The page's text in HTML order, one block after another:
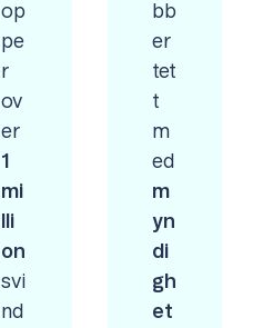
op
pe
r
ov
er
1
mi
lli
on
svi
nd
bb
er
tet
t
m
ed
m
yn
di
gh
et